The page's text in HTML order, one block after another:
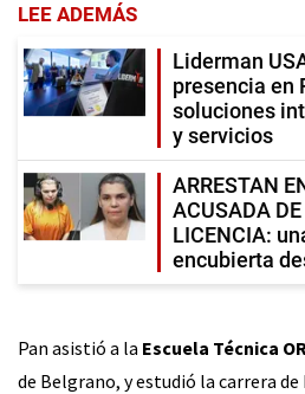
LEE ADEMÁS
Liderman
presencia en
soluciones
y servicios
ARRESTAN
ACUSADA
LICENCIA:
encubierta
Pan asistió a la Escuela Técnica
de Belgrano, y estudió la carrera